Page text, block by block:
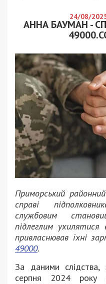
24/08/
АННА БАУМАН -
Приморський
справі
службовим
підлеглим ухилятися
привласнював їхні
49000.
За даними
серпня 2024 року